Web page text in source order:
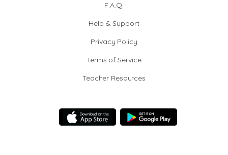
F.A.Q.
Help & Support
Privacy Policy
Terms of Service
Teacher Resources